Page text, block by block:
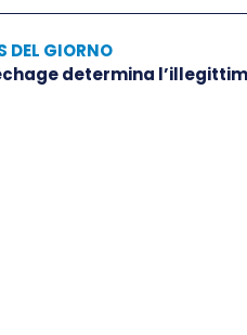
DEL GIORNO
determina